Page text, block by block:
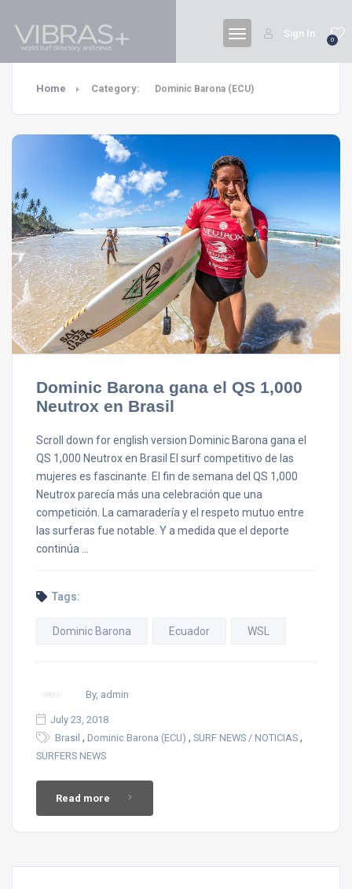
0
Sign In
Home Category: Dominic Barona (ECU)
Dominic Barona gana el QS 1,000
Neutrox en Brasil
Scroll down for english version Dominic Barona gana el
QS 1,000 Neutrox en Brasil El surf competitivo de las
mujeres es fascinante. El fin de semana del QS 1,000
Neutrox parecía más una celebración que una
competición. La camaradería y el respeto mutuo entre
las surferas fue notable. Y a medida que el deporte
continúa …
Tags:
Dominic Barona Ecuador WSL
By, admin
July 23, 2018
Brasil , Dominic Barona (ECU) , SURF NEWS / NOTICIAS ,
SURFERS NEWS
Read more